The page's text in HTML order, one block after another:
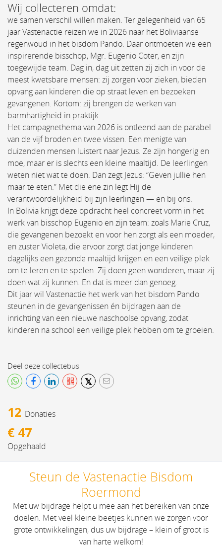
Wij collecteren omdat:
we samen verschil willen maken. Ter gelegenheid van 65
jaar Vastenactie reizen we in 2026 naar het Boliviaanse
regenwoud in het bisdom Pando. Daar ontmoeten we een
inspirerende bisschop, Mgr. Eugenio Coter, en zijn
toegewijde team. Dag in, dag uit zetten zij zich in voor de
meest kwetsbare mensen: zij zorgen voor zieken, bieden
opvang aan kinderen die op straat leven en bezoeken
gevangenen. Kortom: zij brengen de werken van
barmhartigheid in praktijk.
Het campagnethema van 2026 is ontleend aan de parabel
van de vijf broden en twee vissen. Een menigte van
duizenden mensen luistert naar Jezus. Ze zijn hongerig en
moe, maar er is slechts een kleine maaltijd. De leerlingen
weten niet wat te doen. Dan zegt Jezus: “Geven jullie hen
maar te eten.” Met die ene zin legt Hij de
verantwoordelijkheid bij zijn leerlingen — en bij ons.
In Bolivia krijgt deze opdracht heel concreet vorm in het
werk van bisschop Eugenio en zijn team: zoals Marie Cruz,
die gevangenen bezoekt en voor hen zorgt als een moeder,
en zuster Violeta, die ervoor zorgt dat jonge kinderen
dagelijks een gezonde maaltijd krijgen en een veilige plek
om te leren en te spelen. Zij doen geen wonderen, maar zij
doen wat zij kunnen. En dat is meer dan genoeg.
Dit jaar wil Vastenactie het werk van het bisdom Pando
steunen in de gevangenissen én bijdragen aan de
inrichting van een nieuwe naschoolse opvang, zodat
kinderen na school een veilige plek hebben om te groeien.
Deel deze collectebus
𝕏
12 donaties
€ 47
opgehaald
Steun de Vastenactie Bisdom
Roermond
Met uw bijdrage helpt u mee aan het bereiken van onze
doelen. Met veel kleine beetjes kunnen we zorgen voor
grote ontwikkelingen, dus uw bijdrage – klein of groot is
van harte welkom!